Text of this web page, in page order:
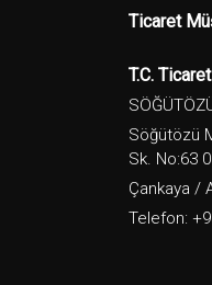
Ticaret
T.C.
Söğütözü
Sk. No:63
Çankaya /
Telefon: